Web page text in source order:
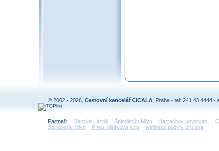
© 2002 - 2026, Cestovní kancelář CICALA , Praha - tel: 241 43 4444 -
Partneři: Jánské Lázně Špindlerův Mlýn Harrachov ubytování
Špindlerův Mlýn
Pneu, hliníková kola wellness pobyty pro dva